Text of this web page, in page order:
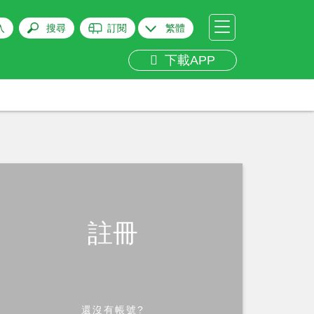
搜尋 訂閱 繁體
下載APP
註冊
還沒有帳號?